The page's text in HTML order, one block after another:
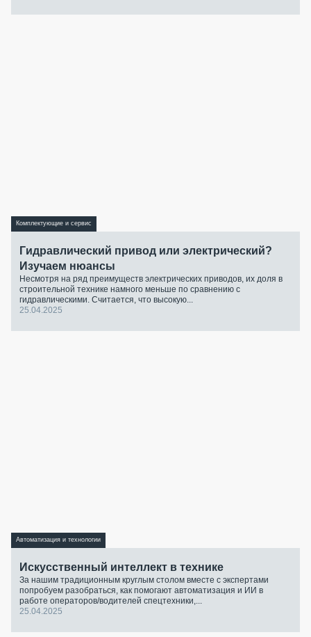
Комплектующие и сервис
Гидравлический привод или электрический?
Изучаем нюансы
Несмотря на ряд преимуществ электрических приводов, их доля в
строительной технике намного меньше по сравнению с
гидравлическими. Считается, что высокую...
25.04.2025
Автоматизация и технологии
Искусственный интеллект в технике
За нашим традиционным круглым столом вместе с экспертами
попробуем разобраться, как помогают автоматизация и ИИ в
работе операторов/водителей спецтехники,...
25.04.2025